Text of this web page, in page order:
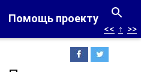
Помощь проекту
<< ↑ >>